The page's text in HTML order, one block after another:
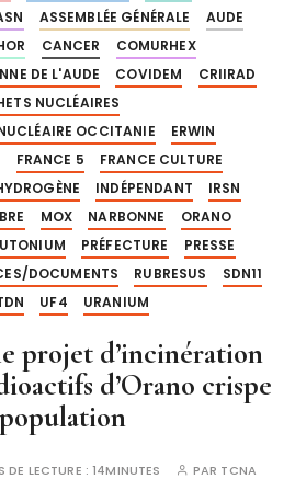
ASSEMBLÉE GÉNÉRALE
AUDE
CANCER
COMURHEX
DE L'AUDE
COVIDEM
CRIIRAD
NUCLÉAIRES
OCCITANIE
ERWIN
FRANCE 5
FRANCE CULTURE
INDÉPENDANT
IRSN
MOX NARBONNE
ORANO
PRÉFECTURE
PRESSE
DOCUMENTS RUBRESUS
SDN11
UF4 URANIUM
projet d’incinération
d’Orano crispe
DE LECTURE :14MINUTES PAR TCNA